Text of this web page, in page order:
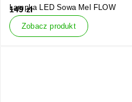
Lampka LED Sowa Mel FLOW
149zł
Zobacz produkt